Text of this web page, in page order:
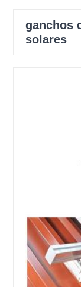
ganchos
solares